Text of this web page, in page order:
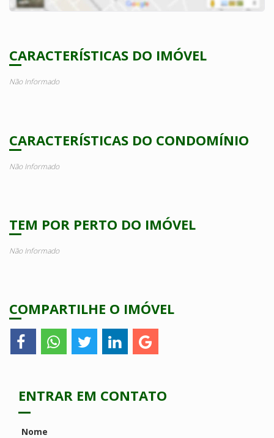
CARACTERÍSTICAS DO IMÓVEL
Não Informado
CARACTERÍSTICAS DO CONDOMÍNIO
Não Informado
TEM POR PERTO DO IMÓVEL
Não Informado
COMPARTILHE O IMÓVEL
ENTRAR EM CONTATO
Nome